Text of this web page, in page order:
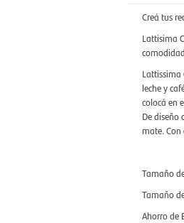
Creá tus
Lattisima
Lattissima
leche y
colocá en
De diseño
mate. Con
Tamaño
Tamaño
Ahorro de